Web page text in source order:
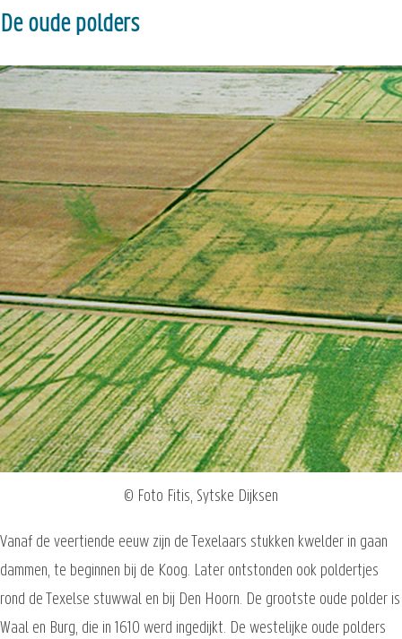
De oude polders
© Foto Fitis, Sytske Dijksen
Vanaf de veertiende eeuw zijn de Texelaars stukken kwelder in gaan
dammen, te beginnen bij de Koog. Later ontstonden ook poldertjes
rond de Texelse stuwwal en bij Den Hoorn. De grootste oude polder is
Waal en Burg, die in 1610 werd ingedijkt. De westelijke oude polders